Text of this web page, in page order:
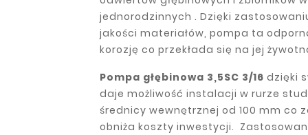
jednorodzinnych . Dzięki
jakości materiałów, pompa ta
korozję co przekłada się na jej
Pompa głębinowa 3,5SC 3/16 dzięki
daje możliwość instalacji w rurze
średnicy wewnętrznej od 100 mm co
obniża koszty inwestycji.